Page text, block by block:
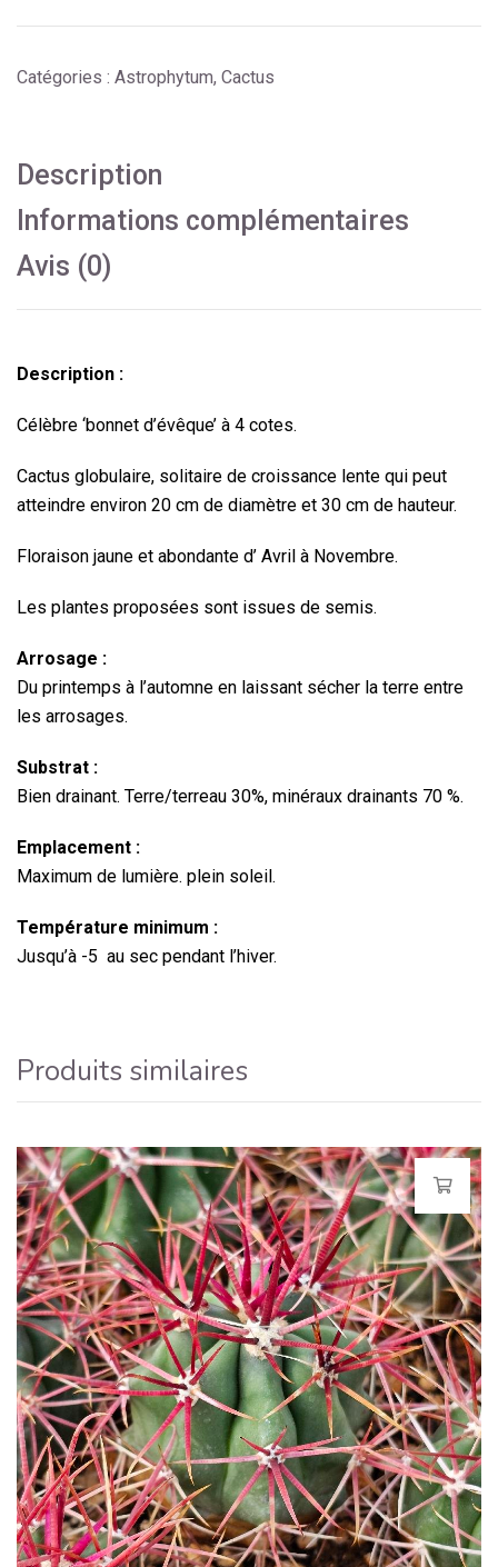
Catégories : Astrophytum, Cactus
Description
Informations complémentaires
Avis (0)
Description :
Célèbre ‘bonnet d’évêque’ à 4 cotes.
Cactus globulaire, solitaire de croissance lente qui peut
atteindre environ 20 cm de diamètre et 30 cm de hauteur.
Floraison jaune et abondante d’ Avril à Novembre.
Les plantes proposées sont issues de semis.
Arrosage :
Du printemps à l’automne en laissant sécher la terre entre
les arrosages.
Substrat :
Bien drainant. Terre/terreau 30%, minéraux drainants 70 %.
Emplacement :
Maximum de lumière. plein soleil.
Température minimum :
Jusqu’à -5 au sec pendant l’hiver.
Produits similaires